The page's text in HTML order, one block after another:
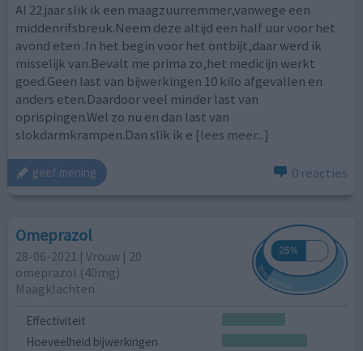
Al 22 jaar slik ik een maagzuurremmer,vanwege een
middenrifsbreuk.Neem deze altijd een half uur voor het
avond eten .In het begin voor het ontbijt,daar werd ik
misselijk van.Bevalt me prima zo,het medicijn werkt
goed.Geen last van bijwerkingen 10 kilo afgevallen en
anders eten.Daardoor veel minder last van
oprispingen.Wel zo nu en dan last van
slokdarmkrampen.Dan slik ik e [lees meer...]
geef mening 0 reacties
Omeprazol
28-06-2021 | Vrouw | 20
omeprazol (40mg)
Maagklachten
Effectiviteit
Hoeveelheid bijwerkingen